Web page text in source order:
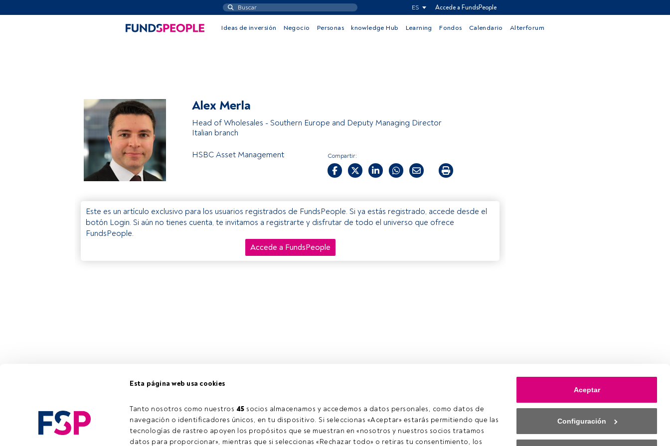
Esta página web usa cookies
Tanto nosotros como nuestros 45 socios almacenamos y accedemos a datos personales, como datos de
navegación o identificadores únicos, en tu dispositivo. Si seleccionas «Aceptar» estarás permitiendo que las
tecnologías de rastreo apoyen los propósitos que se muestran en «nosotros y nuestros socios tratamos
datos para proporcionar», mientras que si seleccionas «Rechazar todo» o retiras tu consentimiento, los
Aceptar
Configuración
ES Accede a FundsPeople
Ideas de inversión Negocio Personas knowledge Hub Learning Fondos Calendario Alterforum
Alex Merla
Head of Wholesales - Southern Europe and Deputy Managing Director
Italian branch
HSBC Asset Management Compartir:
Este es un artículo exclusivo para los usuarios registrados de FundsPeople. Si ya estás registrado, accede desde el
botón Login. Si aún no tienes cuenta, te invitamos a registrarte y disfrutar de todo el universo que ofrece
FundsPeople.
Accede a FundsPeople